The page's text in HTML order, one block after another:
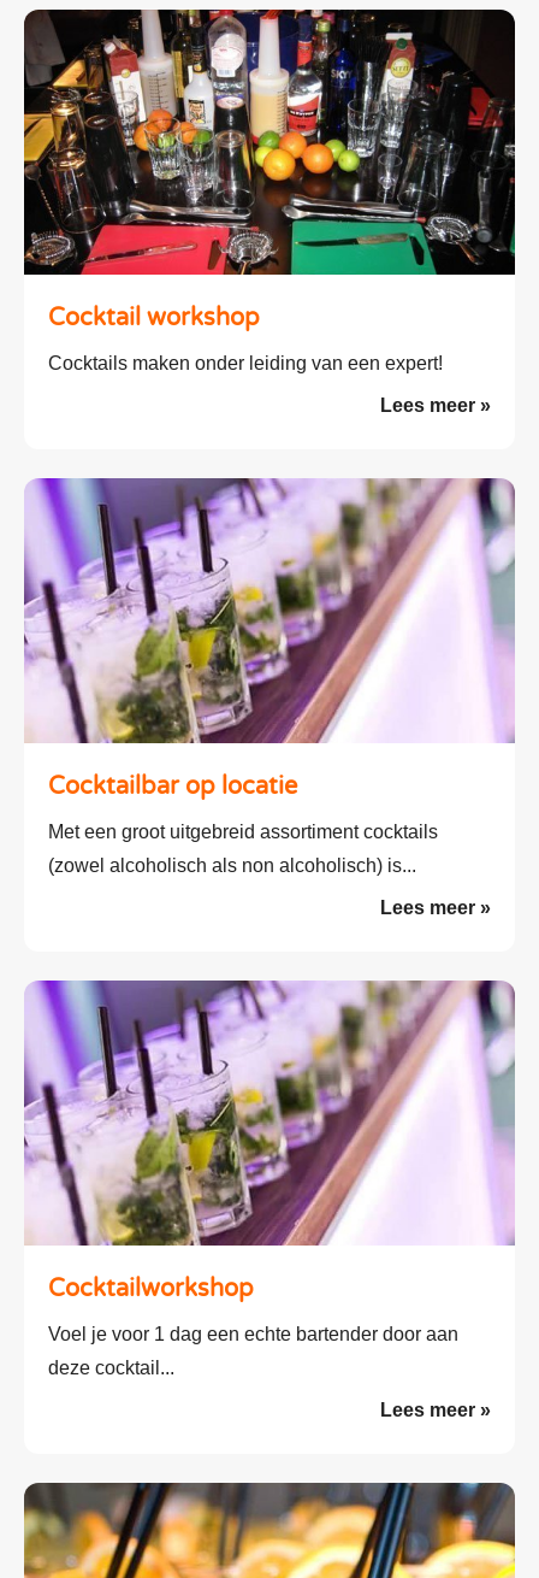
Cocktail workshop
Cocktails maken onder leiding van een expert!
Lees meer »
Cocktailbar op locatie
Met een groot uitgebreid assortiment cocktails
(zowel alcoholisch als non alcoholisch) is...
Lees meer »
Cocktailworkshop
Voel je voor 1 dag een echte bartender door aan
deze cocktail...
Lees meer »